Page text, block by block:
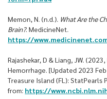
Memon, N. (n.d.). What Are the
Brain?. MedicineNet.
https://
Rajashekar, D & Liang, JW.
Hemorrhage. [Updated 2023
Treasure Island (FL): StatPearls
from: https://